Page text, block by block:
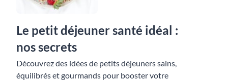
Le petit déjeuner santé idéal :
nos secrets
Découvrez des idées de petits déjeuners sains,
équilibrés et gourmands pour booster votre